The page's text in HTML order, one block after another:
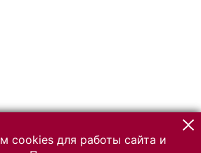
cookies для работы сайта и